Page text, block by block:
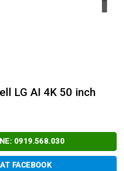
LG AI 4K 50 inch
0919.568.030
FACEBOOK